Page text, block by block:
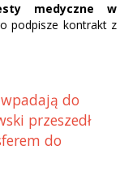
medyczne w
podpisze kontrakt z
do
przeszedł
do